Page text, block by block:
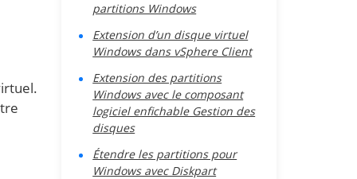
partitions Windows
Extension d’un disque virtuel
Windows dans vSphere Client
Extension des partitions
Windows avec le composant
logiciel enfichable Gestion des
disques
Étendre les partitions pour
Windows avec Diskpart